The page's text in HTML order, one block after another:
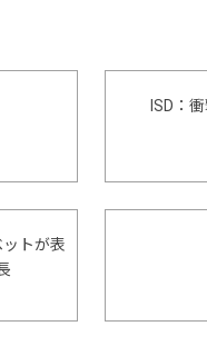
ISD：
トが表